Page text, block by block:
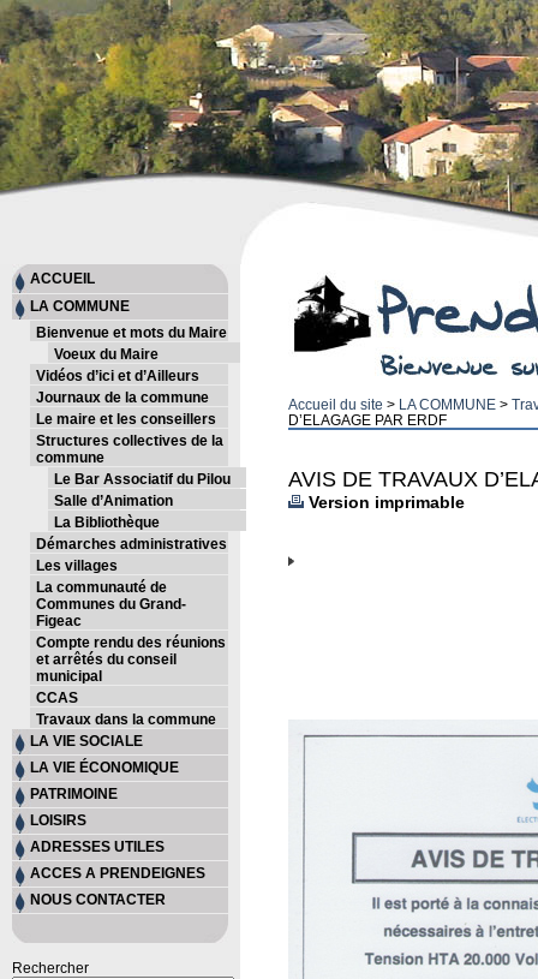
ACCUEIL
LA COMMUNE
Bienvenue et mots du Maire
Voeux du Maire
Vidéos d’ici et d’Ailleurs
Journaux de la commune
Le maire et les conseillers
Structures collectives de la
commune
Le Bar Associatif du Pilou
Salle d’Animation
La Bibliothèque
Démarches administratives
Les villages
La communauté de
Communes du Grand-
Figeac
Compte rendu des réunions
et arrêtés du conseil
municipal
CCAS
Travaux dans la commune
LA VIE SOCIALE
LA VIE ÉCONOMIQUE
PATRIMOINE
LOISIRS
ADRESSES UTILES
ACCES A PRENDEIGNES
NOUS CONTACTER
Rechercher
Accueil du site > LA COMMUNE >
D’ELAGAGE PAR ERDF
AVIS DE TRAVAUX
Version imprimable